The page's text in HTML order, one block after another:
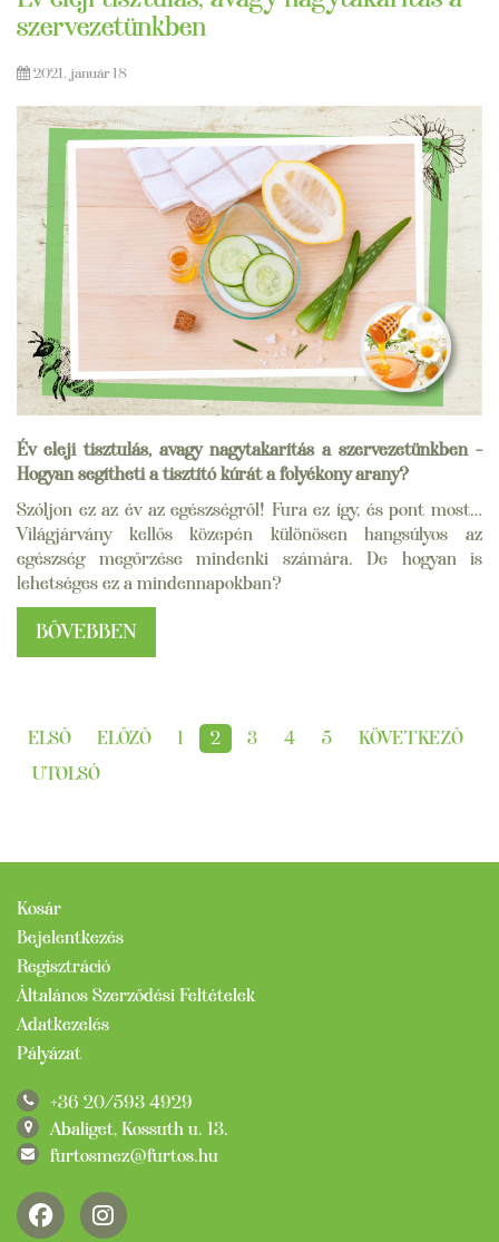
szervezetünkben
2021. január 18
Év eleji tisztulás, avagy nagytakarítás a szervezetünkben -
Hogyan segítheti a tisztító kúrát a folyékony arany?
Szóljon ez az év az egészségről! Fura ez így, és pont most…
Világjárvány kellős közepén különösen hangsúlyos az
egészség megőrzése mindenki számára. De hogyan is
lehetséges ez a mindennapokban?
BŐVEBBEN
ELSŐ ELŐZŐ 1 2 3 4 5
KÖVETKEZŐ
UTOLSÓ
Kosár
Bejelentkezés
Regisztráció
Általános Szerződési Feltételek
Adatkezelés
Pályázat
+36 20/593 4929
Abaliget, Kossuth u. 13.
furtosmez@furtos.hu